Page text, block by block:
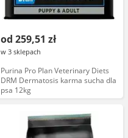
od 259,51 zł
w 3 sklepach
Purina Pro Plan Veterinary Diets
DRM Dermatosis karma sucha dla
psa 12kg